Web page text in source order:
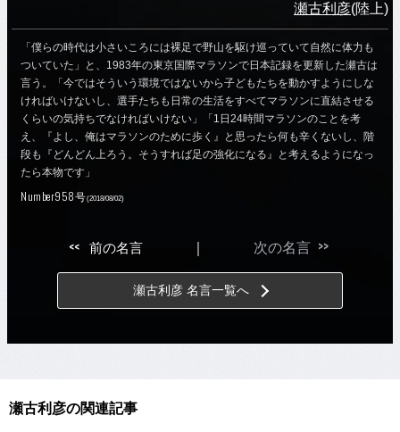
瀬古利彦(陸上)
「僕らの時代は小さいころには裸足で野山を駆け巡っていて自然に体力も
ついていた」と、1983年の東京国際マラソンで日本記録を更新した瀬古は
言う。「今ではそういう環境ではないから子どもたちを動かすようにしな
ければいけないし、選手たちも日常の生活をすべてマラソンに直結させる
くらいの気持ちでなければいけない」「1日24時間マラソンのことを考
え、『よし、俺はマラソンのために歩く』と思ったら何も辛くないし、階
段も『どんどん上ろう。そうすれば足の強化になる』と考えるようになっ
たら本物です」
Number958号(2018/08/02)
<< 前の名言 次の名言>>
瀬古利彦 名言一覧へ
瀬古利彦の関連記事